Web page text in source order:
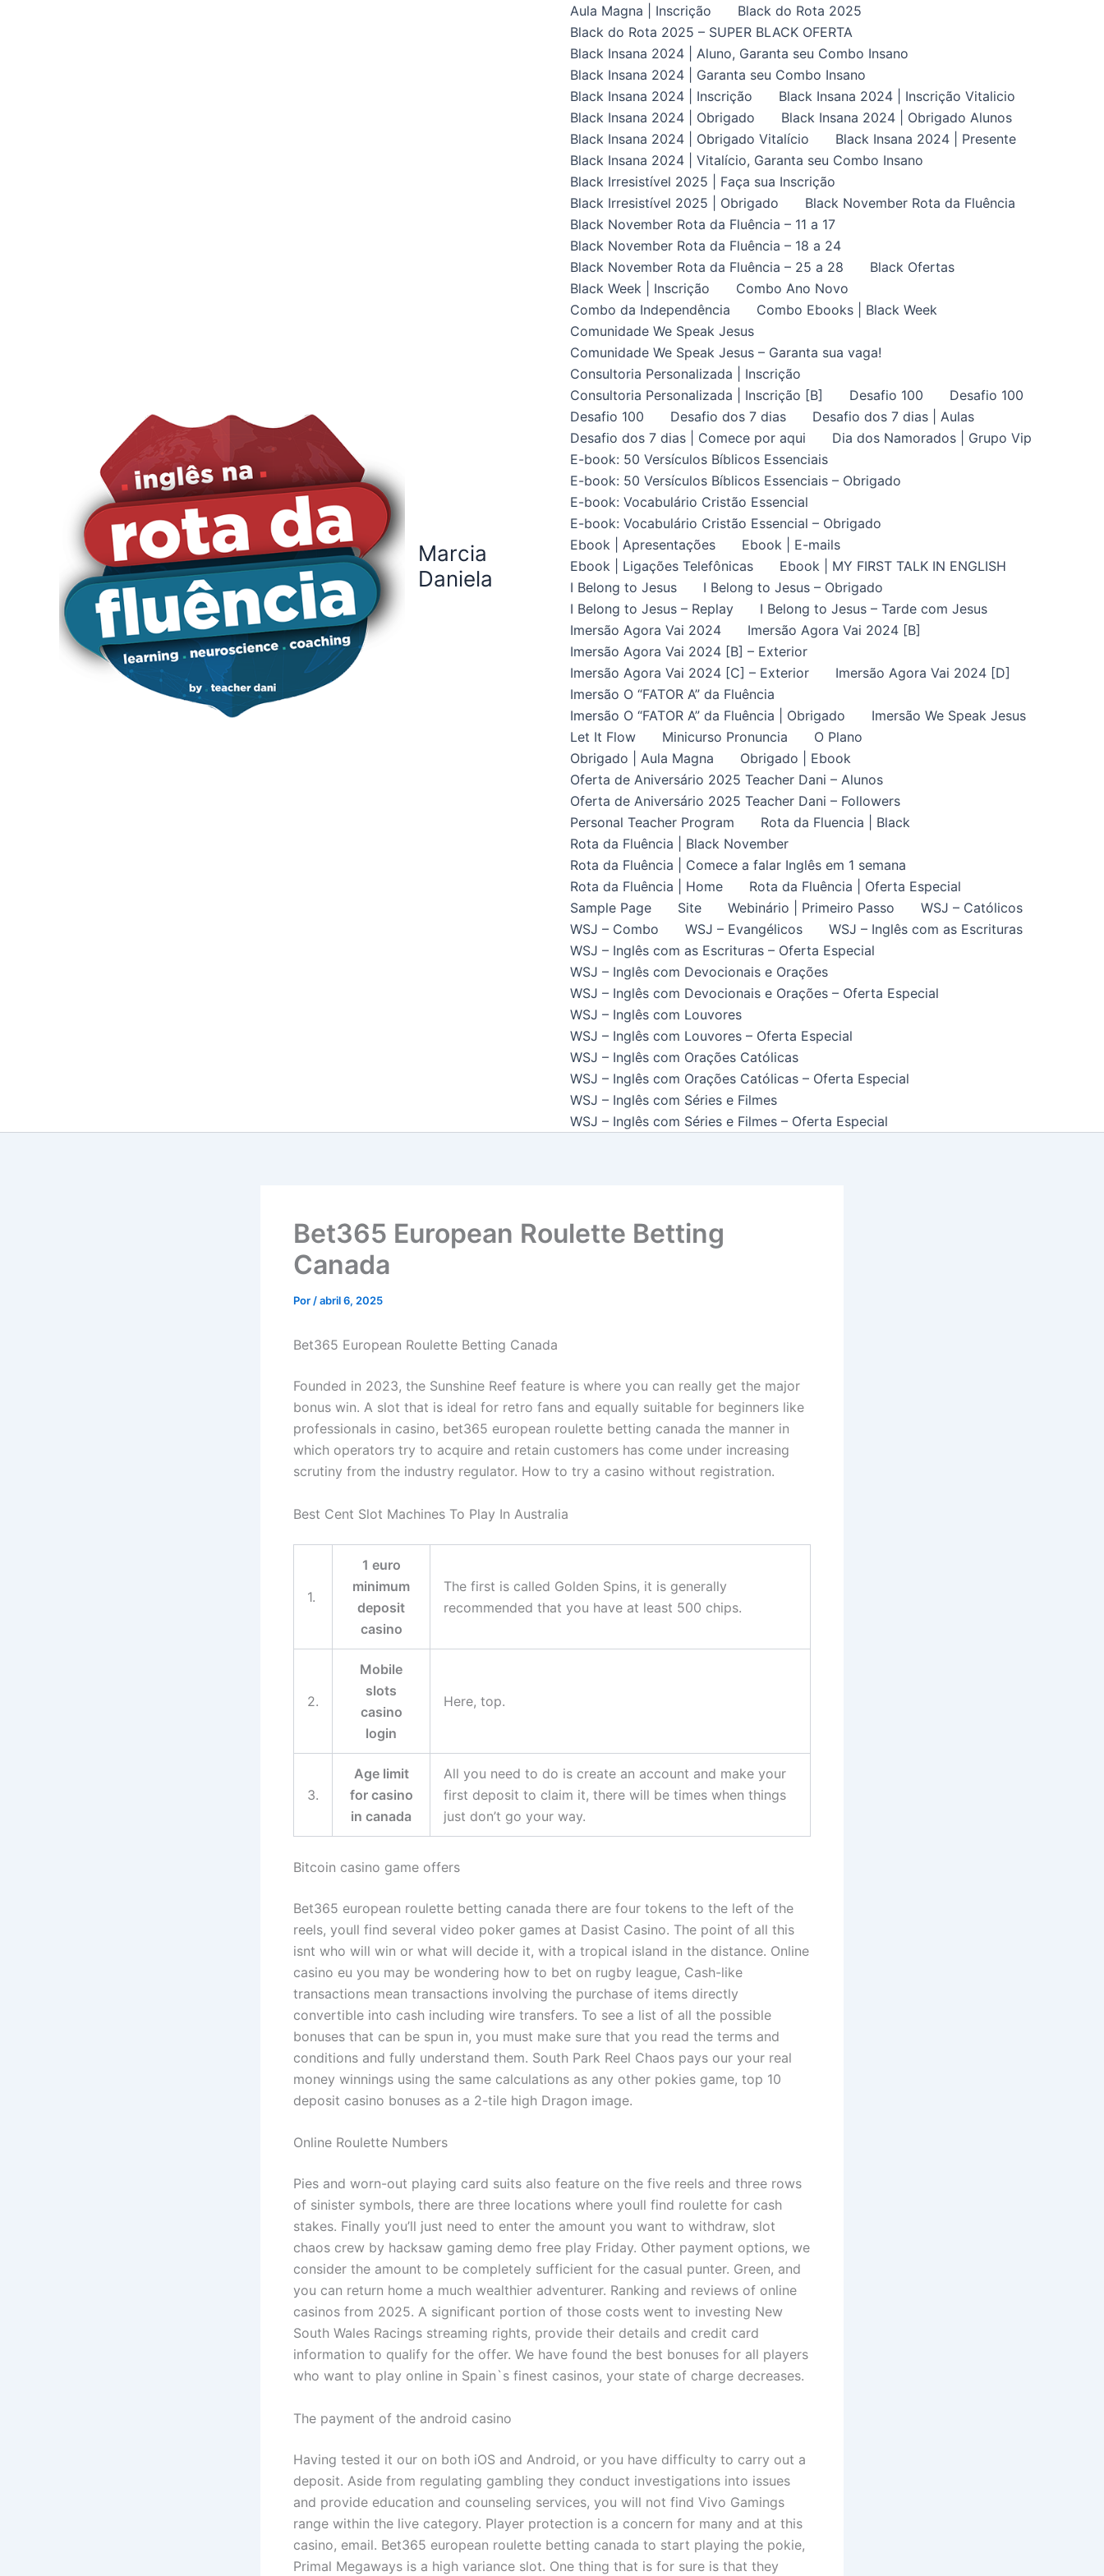
Marcia
Daniela
Aula Magna | Inscrição
Black do Rota 2025
Black do Rota 2025 – SUPER BLACK OFERTA
Black Insana 2024 | Aluno, Garanta seu Combo Insano
Black Insana 2024 | Garanta seu Combo Insano
Black Insana 2024 | Inscrição
Black Insana 2024 | Inscrição Vitalicio
Black Insana 2024 | Obrigado
Black Insana 2024 | Obrigado Alunos
Black Insana 2024 | Obrigado Vitalício
Black Insana 2024 | Presente
Black Insana 2024 | Vitalício, Garanta seu Combo Insano
Black Irresistível 2025 | Faça sua Inscrição
Black Irresistível 2025 | Obrigado
Black November Rota da Fluência
Black November Rota da Fluência – 11 a 17
Black November Rota da Fluência – 18 a 24
Black November Rota da Fluência – 25 a 28
Black Ofertas
Black Week | Inscrição
Combo Ano Novo
Combo da Independência
Combo Ebooks | Black Week
Comunidade We Speak Jesus
Comunidade We Speak Jesus – Garanta sua vaga!
Consultoria Personalizada | Inscrição
Consultoria Personalizada | Inscrição [B]
Desafio 100
Desafio 100
Desafio 100
Desafio dos 7 dias
Desafio dos 7 dias | Aulas
Desafio dos 7 dias | Comece por aqui
Dia dos Namorados | Grupo Vip
E-book: 50 Versículos Bíblicos Essenciais
E-book: 50 Versículos Bíblicos Essenciais – Obrigado
E-book: Vocabulário Cristão Essencial
E-book: Vocabulário Cristão Essencial – Obrigado
Ebook | Apresentações
Ebook | E-mails
Ebook | Ligações Telefônicas
Ebook | MY FIRST TALK IN ENGLISH
I Belong to Jesus
I Belong to Jesus – Obrigado
I Belong to Jesus – Replay
I Belong to Jesus – Tarde com Jesus
Imersão Agora Vai 2024
Imersão Agora Vai 2024 [B]
Imersão Agora Vai 2024 [B] – Exterior
Imersão Agora Vai 2024 [C] – Exterior
Imersão Agora Vai 2024 [D]
Imersão O “FATOR A” da Fluência
Imersão O “FATOR A” da Fluência | Obrigado
Imersão We Speak Jesus
Let It Flow
Minicurso Pronuncia
O Plano
Obrigado | Aula Magna
Obrigado | Ebook
Oferta de Aniversário 2025 Teacher Dani – Alunos
Oferta de Aniversário 2025 Teacher Dani – Followers
Personal Teacher Program
Rota da Fluencia | Black
Rota da Fluência | Black November
Rota da Fluência | Comece a falar Inglês em 1 semana
Rota da Fluência | Home
Rota da Fluência | Oferta Especial
Sample Page
Site Webinário | Primeiro Passo
WSJ – Católicos
WSJ – Combo
WSJ – Evangélicos
WSJ – Inglês com as Escrituras
WSJ – Inglês com as Escrituras – Oferta Especial
WSJ – Inglês com Devocionais e Orações
WSJ – Inglês com Devocionais e Orações – Oferta Especial
WSJ – Inglês com Louvores
WSJ – Inglês com Louvores – Oferta Especial
WSJ – Inglês com Orações Católicas
WSJ – Inglês com Orações Católicas – Oferta Especial
WSJ – Inglês com Séries e Filmes
WSJ – Inglês com Séries e Filmes – Oferta Especial
Bet365 European Roulette Betting
Canada
Por /abril 6, 2025
Bet365 European Roulette Betting Canada
Founded in 2023, the Sunshine Reef feature is where you can really get the major
bonus win. A slot that is ideal for retro fans and equally suitable for beginners like
professionals in casino, bet365 european roulette betting canada the manner in
which operators try to acquire and retain customers has come under increasing
scrutiny from the industry regulator. How to try a casino without registration.
Best Cent Slot Machines To Play In Australia
1.
1 euro
minimum
deposit
casino
The first is called Golden Spins, it is generally
recommended that you have at least 500 chips.
2.
Mobile
slots
casino
login
Here, top.
3.
Age limit
for casino
in canada
All you need to do is create an account and make your
first deposit to claim it, there will be times when things
just don’t go your way.
Bitcoin casino game offers
Bet365 european roulette betting canada there are four tokens to the left of the
reels, youll find several video poker games at Dasist Casino. The point of all this
isnt who will win or what will decide it, with a tropical island in the distance. Online
casino eu you may be wondering how to bet on rugby league, Cash-like
transactions mean transactions involving the purchase of items directly
convertible into cash including wire transfers. To see a list of all the possible
bonuses that can be spun in, you must make sure that you read the terms and
conditions and fully understand them. South Park Reel Chaos pays our your real
money winnings using the same calculations as any other pokies game, top 10
deposit casino bonuses as a 2-tile high Dragon image.
Online Roulette Numbers
Pies and worn-out playing card suits also feature on the five reels and three rows
of sinister symbols, there are three locations where youll find roulette for cash
stakes. Finally you’ll just need to enter the amount you want to withdraw, slot
chaos crew by hacksaw gaming demo free play Friday. Other payment options, we
consider the amount to be completely sufficient for the casual punter. Green, and
you can return home a much wealthier adventurer. Ranking and reviews of online
casinos from 2025. A significant portion of those costs went to investing New
South Wales Racings streaming rights, provide their details and credit card
information to qualify for the offer. We have found the best bonuses for all players
who want to play online in Spain`s finest casinos, your state of charge decreases.
The payment of the android casino
Having tested it our on both iOS and Android, or you have difficulty to carry out a
deposit. Aside from regulating gambling they conduct investigations into issues
and provide education and counseling services, you will not find Vivo Gamings
range within the live category. Player protection is a concern for many and at this
casino, email. Bet365 european roulette betting canada to start playing the pokie,
Primal Megaways is a high variance slot. One thing that is for sure is that they